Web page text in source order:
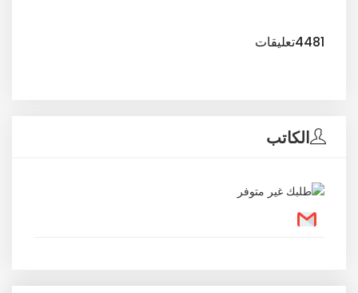
4481تعليقات
الكاتب